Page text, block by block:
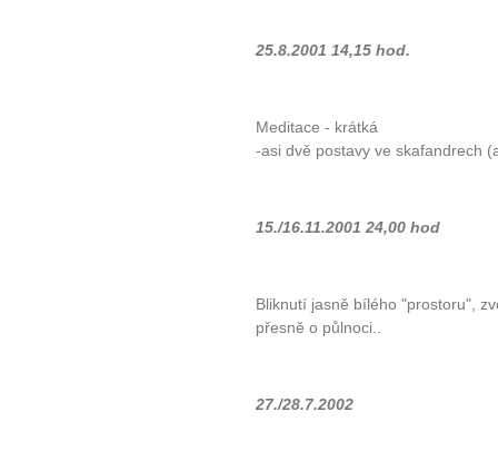
Máte pocit, že jste unaveni
Jak mít více energie
25.8.2001 14,15 hod.
Meditace - krátká
-asi dvě postavy ve skafandrech
15./16.11.2001 24,00 hod
Bliknutí jasně bílého "prostoru",
přesně o půlnoci..
27./28.7.2002